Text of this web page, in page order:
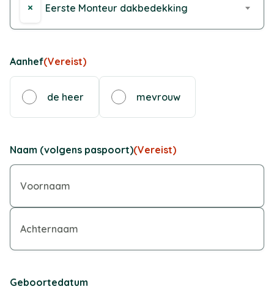
× Eerste Monteur dakbedekking
Aanhef(Vereist)
de heer mevrouw
Naam (volgens paspoort)(Vereist)
Geboortedatum